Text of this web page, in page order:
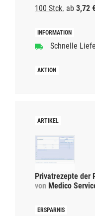
100 Stck. ab 3,72
Schnelle
Privatrezepte der
von Medico